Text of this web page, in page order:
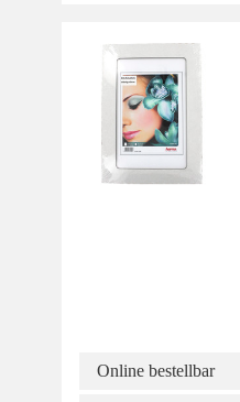
Online bestellbar